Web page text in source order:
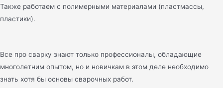
Также работаем с полимерными материалами (пластмассы,
пластики).
Все про сварку знают только профессионалы, обладающие
многолетним опытом, но и новичкам в этом деле необходимо
знать хотя бы основы сварочных работ.